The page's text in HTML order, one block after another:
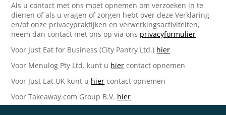
Als u contact met ons moet opnemen om verzoeken in te
dienen of als u vragen of zorgen hebt over deze Verklaring
en/of onze privacypraktijken en verwerkingsactiviteiten,
neem dan contact met ons op via ons privacyformulier
Voor Just Eat for Business (City Pantry Ltd.) hier
Voor Menulog Pty Ltd. kunt u hier contact opnemen
Voor Just Eat UK kunt u hier contact opnemen
Voor Takeaway.com Group B.V. hier